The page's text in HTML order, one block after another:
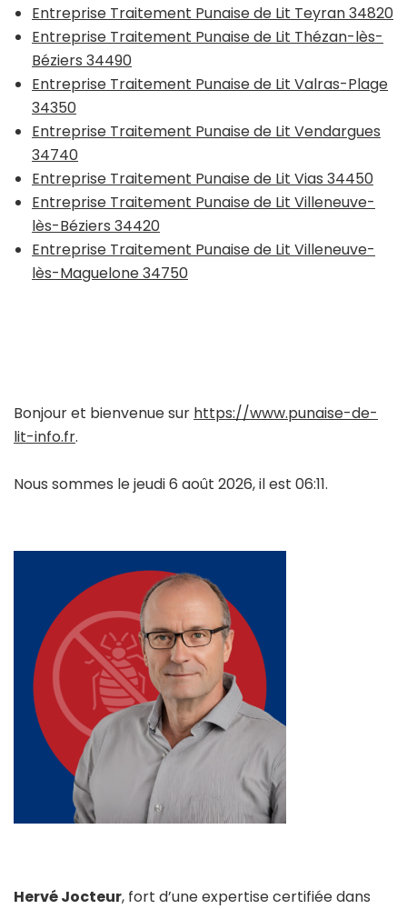
Entreprise Traitement Punaise de Lit Teyran 34820
Entreprise Traitement Punaise de Lit Thézan-lès-
Béziers 34490
Entreprise Traitement Punaise de Lit Valras-Plage
34350
Entreprise Traitement Punaise de Lit Vendargues
34740
Entreprise Traitement Punaise de Lit Vias 34450
Entreprise Traitement Punaise de Lit Villeneuve-
lès-Béziers 34420
Entreprise Traitement Punaise de Lit Villeneuve-
lès-Maguelone 34750
Bonjour et bienvenue sur https://www.punaise-de-
lit-info.fr.
Nous sommes le jeudi 6 août 2026, il est 06:11.
Hervé Jocteur, fort d’une expertise certifiée dans